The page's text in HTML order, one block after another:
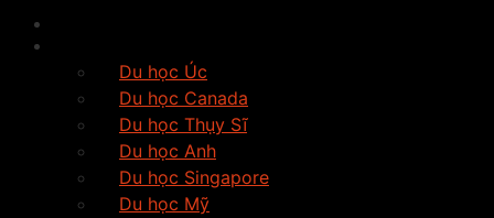
Du học Úc
Du học Canada
Du học Thụy Sĩ
Du học Anh
Du học Singapore
Du học Mỹ